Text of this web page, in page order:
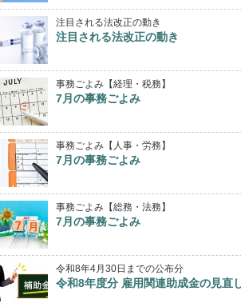
注目される法改正の動き
注目される法改正の動き
事務ごよみ【経理・税務】
7月の事務ごよみ
事務ごよみ【人事・労務】
7月の事務ごよみ
事務ごよみ【総務・法務】
7月の事務ごよみ
令和8年4月30日までの公布分
令和8年度分 雇用関連助成金の見直